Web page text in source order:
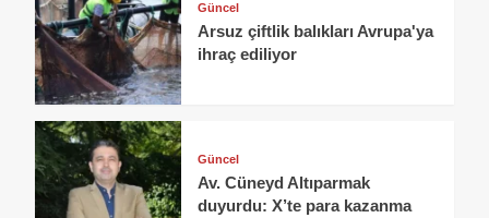
Güncel
Arsuz çiftlik balıkları Avrupa'ya
ihraç ediliyor
Güncel
Av. Cüneyd Altıparmak
duyurdu: X’te para kazanma